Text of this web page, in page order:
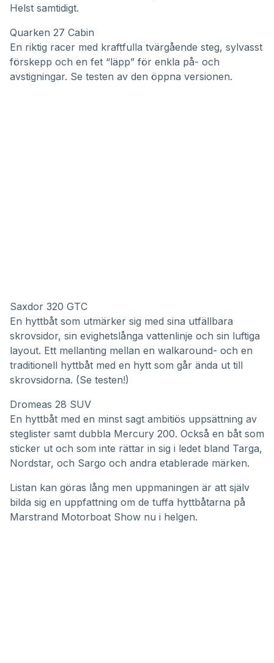
Helst samtidigt.
Quarken 27 Cabin
En riktig racer med kraftfulla tvärgående steg, sylvasst
förskepp och en fet “läpp” för enkla på- och
avstigningar. Se testen av den öppna versionen.
Saxdor 320 GTC
En hyttbåt som utmärker sig med sina utfällbara
skrovsidor, sin evighetslånga vattenlinje och sin luftiga
layout. Ett mellanting mellan en walkaround- och en
traditionell hyttbåt med en hytt som går ända ut till
skrovsidorna. (Se testen!)
Dromeas 28 SUV
En hyttbåt med en minst sagt ambitiös uppsättning av
steglister samt dubbla Mercury 200. Också en båt som
sticker ut och som inte rättar in sig i ledet bland Targa,
Nordstar, och Sargo och andra etablerade märken.
Listan kan göras lång men uppmaningen är att själv
bilda sig en uppfattning om de tuffa hyttbåtarna på
Marstrand Motorboat Show nu i helgen.